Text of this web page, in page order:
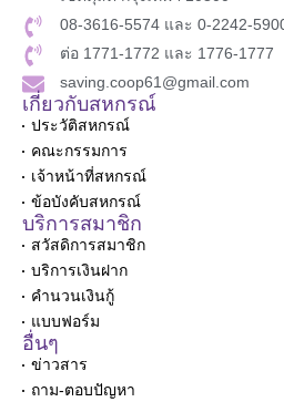
08-3616-5574 และ 0-2242-
ต่อ 1771-1772 และ 1776-1777
saving.coop61@gmail.com
เกี่ยวกับสหกรณ์
ประวัติสหกรณ์
คณะกรรมการ
เจ้าหน้าที่สหกรณ์
ข้อบังคับสหกรณ์
บริการสมาชิก
สวัสดิการสมาชิก
บริการเงินฝาก
คำนวนเงินกู้
แบบฟอร์ม
อื่นๆ
ข่าวสาร
ถาม-ตอบปัญหา